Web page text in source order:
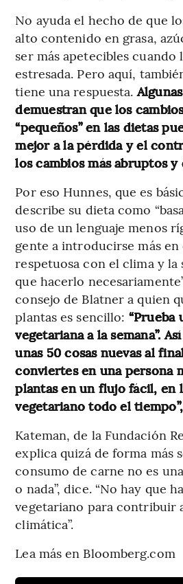
No ayuda el hecho de que
alto contenido en grasa,
ser más apetecibles cuando
estresada. Pero aquí,
tiene una respuesta.
demuestran que los
“pequeños” en las dietas
mejor a la pérdida y el
los cambios más abruptos y
Por eso Hunnes, que es
describe su dieta como
uso de un lenguaje menos
gente a introducirse más en
respetuosa con el clima y la
que hacerlo
consejo de Blatner a quien
plantas es sencillo: “Prueba
vegetariana a la semana”.
unas 50 cosas nuevas al
conviertes en una persona
plantas en un flujo fácil, en
vegetariano todo el
Kateman, de la Fundación
explica quizá de forma más
consumo de carne no es
o nada”, dice. “No hay que
vegetariano para contribuir
climática”.
Lea más en Bloomberg.com